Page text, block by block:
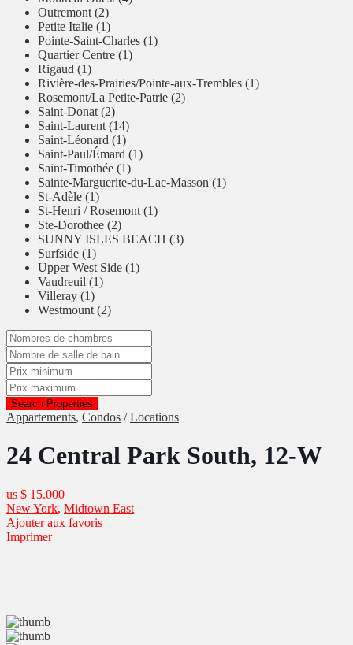
Outremont (2)
Petite Italie (1)
Pointe-Saint-Charles (1)
Quartier Centre (1)
Rigaud (1)
Rivière-des-Prairies/Pointe-aux-Trembles (1)
Rosemont/La Petite-Patrie (2)
Saint-Donat (2)
Saint-Laurent (14)
Saint-Léonard (1)
Saint-Paul/Émard (1)
Saint-Timothée (1)
Sainte-Marguerite-du-Lac-Masson (1)
St-Adèle (1)
St-Henri / Rosemont (1)
Ste-Dorothee (2)
SUNNY ISLES BEACH (3)
Surfside (1)
Upper West Side (1)
Vaudreuil (1)
Villeray (1)
Westmount (2)
Search Properties
Appartements, Condos /Locations
24 Central Park South, 12-W
us $ 15.000
New York, Midtown East
Ajouter aux favoris
Imprimer